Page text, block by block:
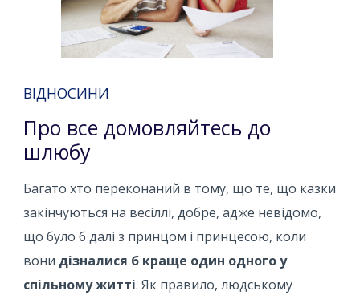
ВІДНОСИНИ
Про все домовляйтесь до
шлюбу
Багато хто переконаний в тому, що те, що казки
закінчуються на весіллі, добре, адже невідомо,
що було б далі з принцом і принцесою, коли
вони дізналися б краще один одного у
спільному житті. Як правило, людському